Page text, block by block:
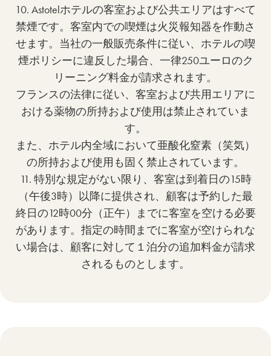
10. Astotelホテルの客室および公共エリアはすべて
禁煙です。客室内での喫煙は火災報知器を作動さ
せます。当社の一般販売条件に従い、ホテルの喫
煙ポリシーに違反した場合、一律250ユーロのク
リーニング料金が請求されます。
フランスの法律に従い、客室および共用エリアに
おける薬物の所持および使用は禁止されていま
す。
また、ホテル内全域において亜酸化窒素（笑気）
の所持および使用も固く禁止されています。
11. 特別な規定がない限り、客室は到着日の15時
（午後3時）以降に提供され、顧客は予約した最
終日の12時00分（正午）までに客室を空ける必要
があります。指定の時間までに客室が空けられな
い場合は、顧客に対して１泊分の追加料金が請求
されるものとします。